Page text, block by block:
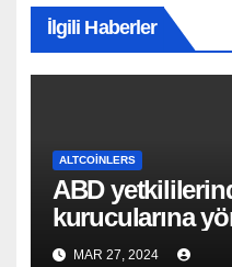
İlgili Haberler
ALTCOINLERS
ABD
kurucularına
dolarlık suçlama!
MAR 27, 2024